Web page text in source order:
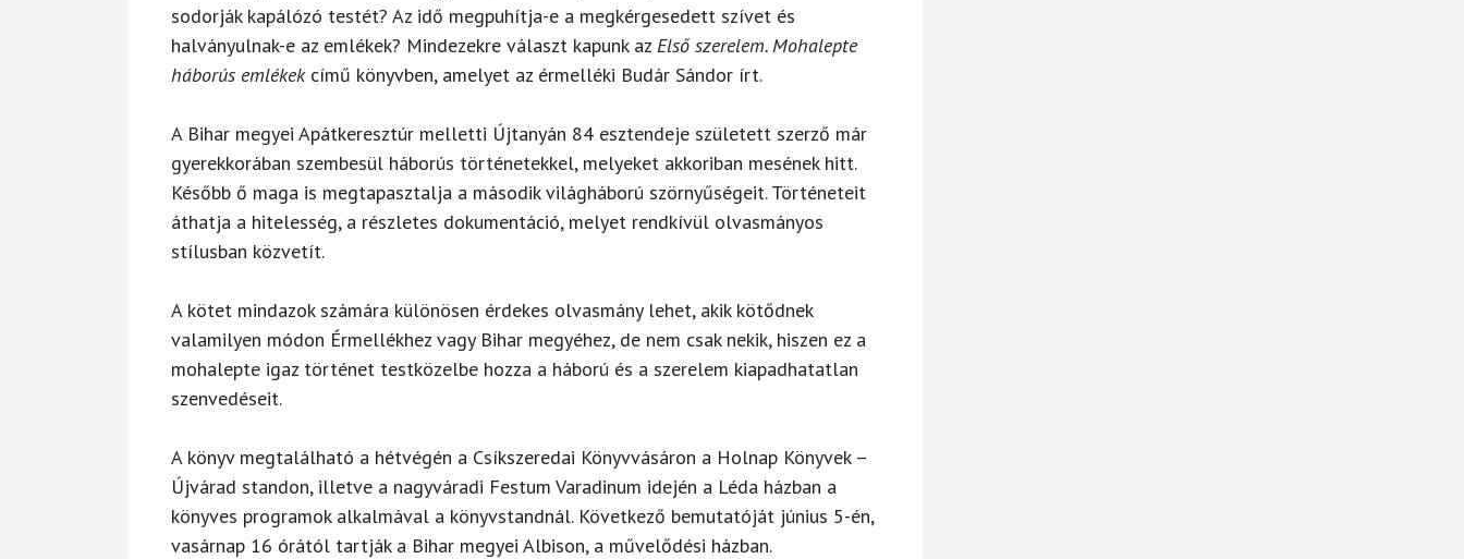
sodorják kapálózó testét? Az idő megpuhítja-e a megkérgesedett szívet és
halványulnak-e az emlékek? Mindezekre választ kapunk az Első szerelem. Mohalepte
háborús emlékekcímű könyvben, amelyet az érmelléki Budár Sándor írt.
A Bihar megyei Apátkeresztúr melletti Újtanyán 84 esztendeje született szerző már
gyerekkorában szembesül háborús történetekkel, melyeket akkoriban mesének hitt.
Később ő maga is megtapasztalja a második világháború szörnyűségeit. Történeteit
áthatja a hitelesség, a részletes dokumentáció, melyet rendkívül olvasmányos
stílusban közvetít.
A kötet mindazok számára különösen érdekes olvasmány lehet, akik kötődnek
valamilyen módon Érmellékhez vagy Bihar megyéhez, de nem csak nekik, hiszen ez a
mohalepte igaz történet testközelbe hozza a háború és a szerelem kiapadhatatlan
szenvedéseit.
A könyv megtalálható a hétvégén a Csíkszeredai Könyvvásáron a Holnap Könyvek –
Újvárad standon, illetve a nagyváradi Festum Varadinum idején a Léda házban a
könyves programok alkalmával a könyvstandnál. Következő bemutatóját június 5-én,
vasárnap 16 órától tartják a Bihar megyei Albison, a művelődési házban.